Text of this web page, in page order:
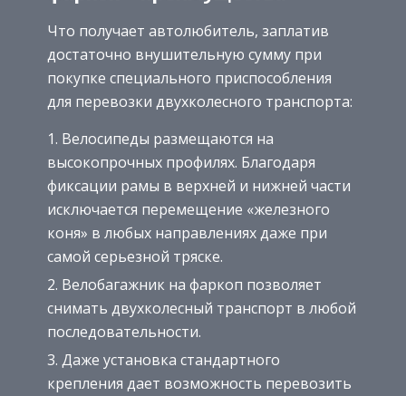
Что получает автолюбитель, заплатив
достаточно внушительную сумму при
покупке специального приспособления
для перевозки двухколесного транспорта:
Велосипеды размещаются на
высокопрочных профилях. Благодаря
фиксации рамы в верхней и нижней части
исключается перемещение «железного
коня» в любых направлениях даже при
самой серьезной тряске.
Велобагажник на фаркоп позволяет
снимать двухколесный транспорт в любой
последовательности.
Даже установка стандартного
крепления дает возможность перевозить